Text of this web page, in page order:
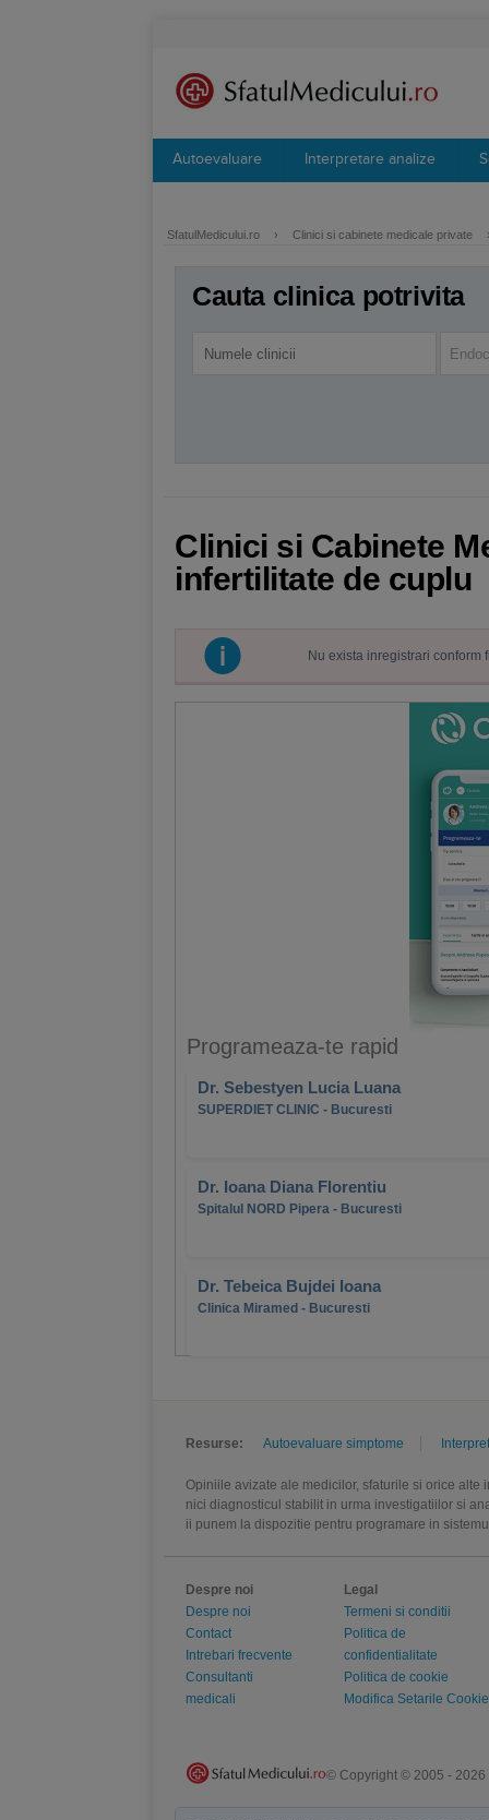
Autoevaluare Interpretare analize
SfatulMedicului.ro › Clinici si cabinete medicale private
Cauta clinica potrivita
Clinici si Cabinete
infertilitate de cuplu
Nu exista inregistrari
Programeaza-te rapid
Dr. Sebestyen Lucia Luana
SUPERDIET CLINIC - Bucuresti
Dr. Ioana Diana Florentiu
Spitalul NORD Pipera - Bucuresti
Dr. Tebeica Bujdei Ioana
Clinica Miramed - Bucuresti
Resurse: Autoevaluare simptome
Opiniile avizate ale medicilor, sfaturile si orice
nici diagnosticul stabilit in urma investigatiilor si
ii punem la dispozitie pentru programare in
Despre noi
Despre noi
Contact
Intrebari frecvente
Consultanti
medicali
Legal
Termeni si conditii
Politica de
confidentialitate
Politica de cookie
Modifica Setarile Cookie
© Copyright © 2005 - 2026